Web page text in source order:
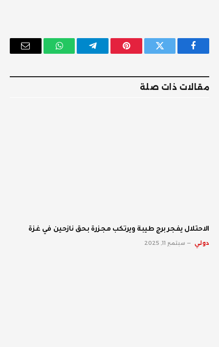
فيسبوك تويتر بينتيريستتيلقرام واتساب
البريد
مقالات ذات صلة
الاحتلال يفجر برج طيبة ويرتكب مجزرة بحق نازحين في غزة
دولي سبتمبر 11, 2025